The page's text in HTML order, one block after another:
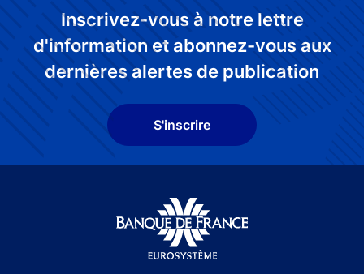
Inscrivez-vous à notre lettre
d'information et abonnez-vous aux
dernières alertes de publication
S'inscrire